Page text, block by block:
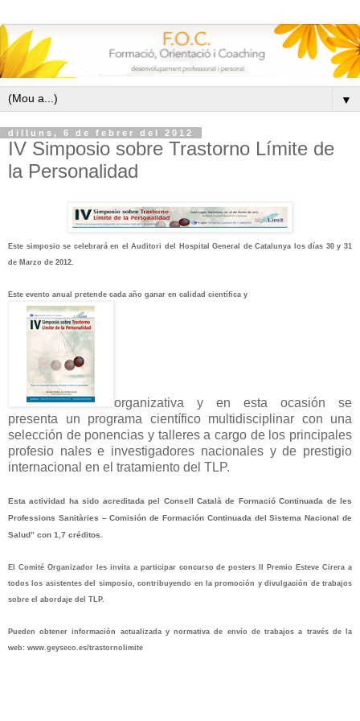
▼
dilluns, 6 de febrer del 2012
IV Simposio sobre Trastorno Límite de
la Personalidad
Este simposio se celebrará en el Auditori del Hospital General de Catalunya los días 30 y 31
de Marzo de 2012.
Este evento anual pretende cada año ganar en calidad científica y
organizativa y en esta ocasión se
presenta un programa científico multidisciplinar con una
selección de ponencias y talleres a cargo de los principales
profesio nales e investigadores nacionales y de prestigio
internacional en el tratamiento del TLP.
Esta actividad ha sido acreditada pel Consell Català de Formació Continuada de les
Professions Sanitàries – Comisión de Formación Continuada del Sistema Nacional de
Salud” con 1,7 créditos.
El Comité Organizador les invita a participar concurso de posters II Premio Esteve Cirera a
todos los asistentes del simposio, contribuyendo en la promoción y divulgación de trabajos
sobre el abordaje del TLP.
Pueden obtener información actualizada y normativa de envío de trabajos a través de la
web: www.geyseco.es/trastornolimite